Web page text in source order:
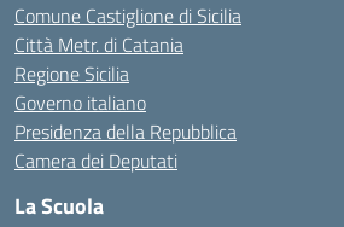
Comune Castiglione di Sicilia
Città Metr. di Catania
Regione Sicilia
Governo italiano
Presidenza della Repubblica
Camera dei Deputati
La Scuola